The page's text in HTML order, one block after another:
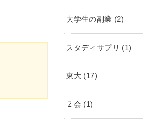
大学生の副業 (2)
スタディサプリ (1)
東大 (17)
Ｚ会 (1)